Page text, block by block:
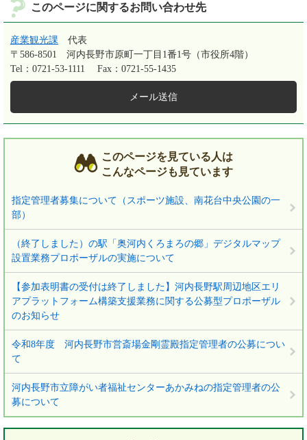
このページに関するお問い合わせ先
産業観光課
代表
〒586-8501
河内長野市原町一丁目1番1号（市役所4階）
Tel：0721-53-1111
Fax：0721-55-1435
メール送信
このページを見ている人は
こんなページも見ています
指定管理者募集について（スポーツ施設、南花台中央公園の一
部）
（終了しました）の駅「奥河内くろまろの郷」デジタルマップ
設置業務プロポーザルの実施について
【参加表明書の受付は終了しました】河内長野駅周辺地区エリ
アプラットフォーム構築支援業務に関する公募型プロポーザル
のお知らせ
令和8年度 河内長野市営斎場金剛霊殿指定管理者の公募につい
て
河内長野市立障がい者福祉センターあかみねの指定管理者の公
募について